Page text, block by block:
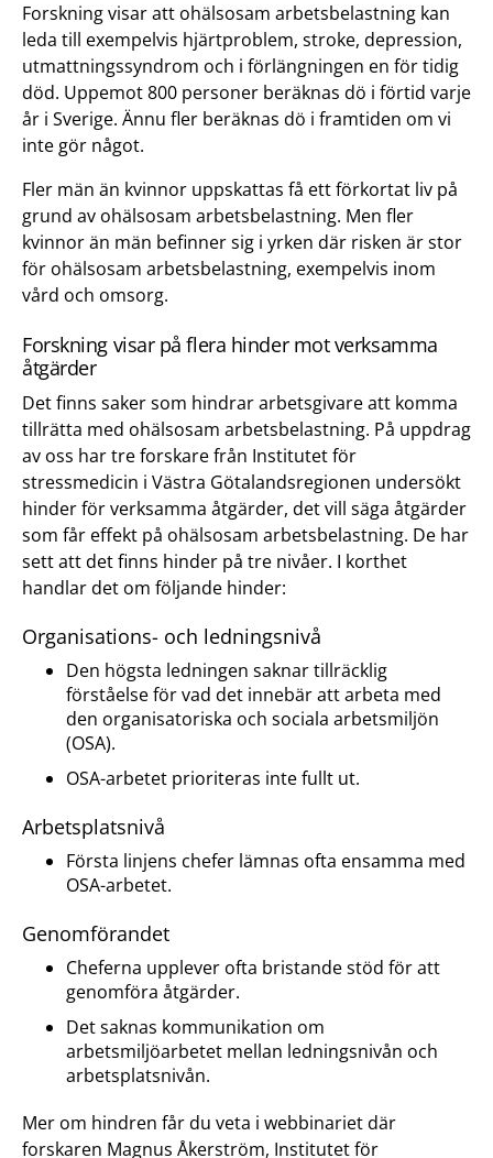
Forskning visar att ohälsosam arbetsbelastning kan
leda till exempelvis hjärtproblem, stroke, depression,
utmattningssyndrom och i förlängningen en för tidig
död. Uppemot 800 personer beräknas dö i förtid varje
år i Sverige. Ännu fler beräknas dö i framtiden om vi
inte gör något.
Fler män än kvinnor uppskattas få ett förkortat liv på
grund av ohälsosam arbetsbelastning. Men fler
kvinnor än män befinner sig i yrken där risken är stor
för ohälsosam arbetsbelastning, exempelvis inom
vård och omsorg.
Forskning visar på flera hinder mot verksamma
åtgärder
Det finns saker som hindrar arbetsgivare att komma
tillrätta med ohälsosam arbetsbelastning. På uppdrag
av oss har tre forskare från Institutet för
stressmedicin i Västra Götalandsregionen undersökt
hinder för verksamma åtgärder, det vill säga åtgärder
som får effekt på ohälsosam arbetsbelastning. De har
sett att det finns hinder på tre nivåer. I korthet
handlar det om följande hinder:
Organisations- och ledningsnivå
Den högsta ledningen saknar tillräcklig
förståelse för vad det innebär att arbeta med
den organisatoriska och sociala arbetsmiljön
(OSA).
OSA-arbetet prioriteras inte fullt ut.
Arbetsplatsnivå
Första linjens chefer lämnas ofta ensamma med
OSA-arbetet.
Genomförandet
Cheferna upplever ofta bristande stöd för att
genomföra åtgärder.
Det saknas kommunikation om
arbetsmiljöarbetet mellan ledningsnivån och
arbetsplatsnivån.
Mer om hindren får du veta i webbinariet där
forskaren Magnus Åkerström, Institutet för